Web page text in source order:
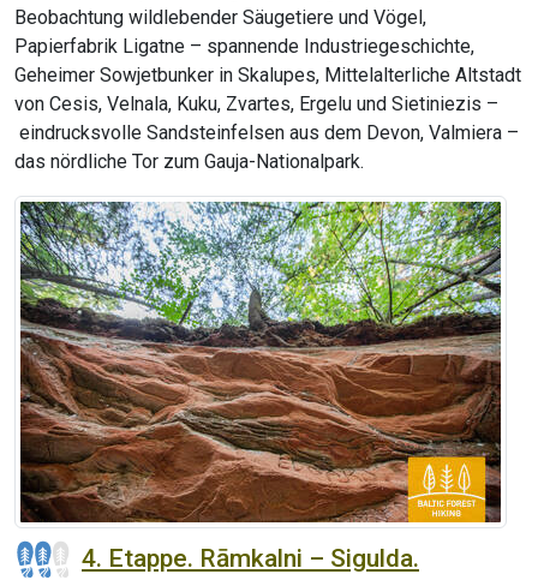
Beobachtung wildlebender Säugetiere und Vögel,
Papierfabrik Ligatne – spannende Industriegeschichte,
Geheimer Sowjetbunker in Skalupes, Mittelalterliche Altstadt
von Cesis, Velnala, Kuku, Zvartes, Ergelu und Sietiniezis –
eindrucksvolle Sandsteinfelsen aus dem Devon, Valmiera –
das nördliche Tor zum Gauja-Nationalpark.
4. Etappe. Rāmkalni – Sigulda.